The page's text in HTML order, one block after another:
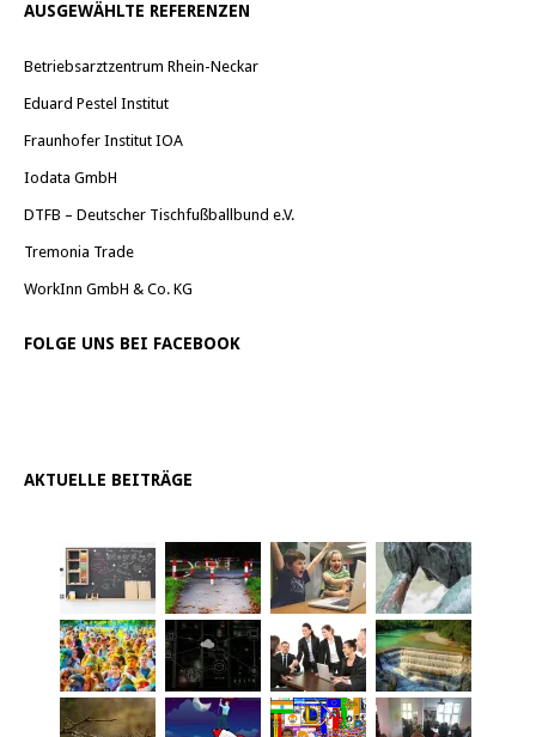
AUSGEWÄHLTE REFERENZEN
Betriebsarztzentrum Rhein-Neckar
Eduard Pestel Institut
Fraunhofer Institut IOA
Iodata GmbH
DTFB – Deutscher Tischfußballbund e.V.
Tremonia Trade
WorkInn GmbH & Co. KG
FOLGE UNS BEI FACEBOOK
AKTUELLE BEITRÄGE